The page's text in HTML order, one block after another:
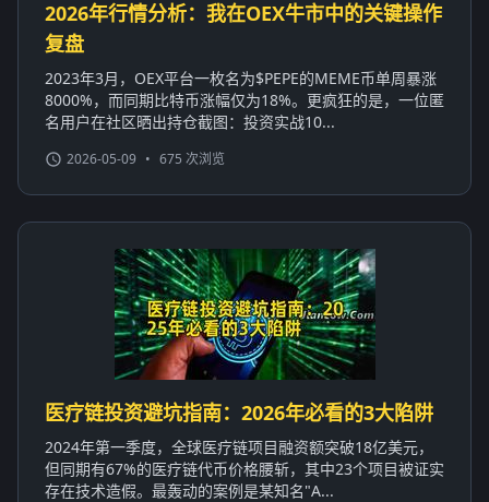
2026年行情分析：我在OEX牛市中的关键操作
复盘
2023年3月，OEX平台一枚名为$PEPE的MEME币单周暴涨
8000%，而同期比特币涨幅仅为18%。更疯狂的是，一位匿
名用户在社区晒出持仓截图：投资实战10...
2026-05-09 • 675 次浏览
医疗链投资避坑指南：2026年必看的3大陷阱
2024年第一季度，全球医疗链项目融资额突破18亿美元，
但同期有67%的医疗链代币价格腰斩，其中23个项目被证实
存在技术造假。最轰动的案例是某知名"A...